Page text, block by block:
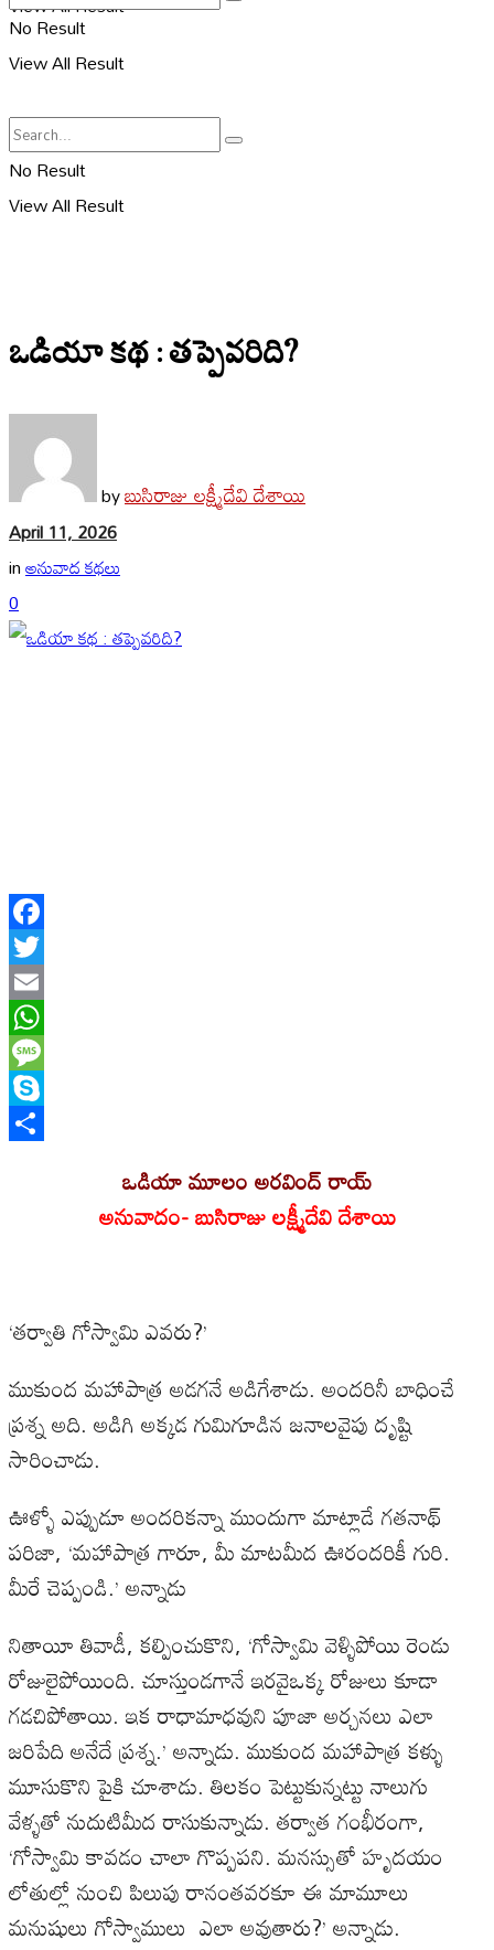
No Result
View All Result
No Result
View All Result
ఒడియా కథ : తప్పెవరిది?
byబుసిరాజు లక్ష్మీదేవి దేశాయి
April 11, 2026
inఅనువాద కథలు
0
Facebook
Twitter
Email
WhatsApp
Message
Skype
ఒడియా మూలం అరవింద్ రాయ్
అనువాదం- బుసిరాజు లక్ష్మీదేవి దేశాయి
‘తర్వాతి గోస్వామి ఎవరు?’
ముకుంద మహాపాత్ర అడగనే అడిగేశాడు. అందరినీ బాధించే
ప్రశ్న అది. అడిగి అక్కడ గుమిగూడిన జనాలవైపు దృష్టి
సారించాడు.
ఊళ్ళో ఎప్పుడూ అందరికన్నా ముందుగా మాట్లాడే గతనాథ్
పరిజా, ‘మహాపాత్ర గారూ, మీ మాటమీద ఊరందరికీ గురి.
మీరే చెప్పండి.’ అన్నాడు
నితాయీ తివాడీ, కల్పించుకొని, ‘గోస్వామి వెళ్ళిపోయి రెండు
రోజులైపోయింది. చూస్తుండగానే ఇరవైఒక్క రోజులు కూడా
గడచిపోతాయి. ఇక రాధామాధవుని పూజా అర్చనలు ఎలా
జరిపేది అనేదే ప్రశ్న.’ అన్నాడు. ముకుంద మహాపాత్ర కళ్ళు
మూసుకొని పైకి చూశాడు. తిలకం పెట్టుకున్నట్టు నాలుగు
వేళ్ళతో నుదుటిమీద రాసుకున్నాడు. తర్వాత గంభీరంగా,
‘గోస్వామి కావడం చాలా గొప్పపని. మనస్సుతో హృదయం
లోతుల్లో నుంచి పిలుపు రానంతవరకూ ఈ మామూలు
మనుషులు గోస్వాములు ఎలా అవుతారు?’ అన్నాడు.